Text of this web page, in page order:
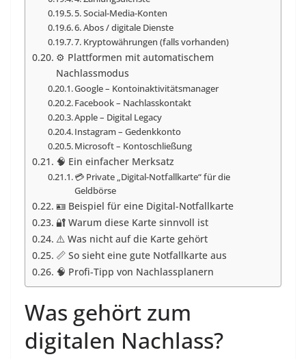
5. Social-Media-Konten
6. Abos / digitale Dienste
7. Kryptowährungen (falls vorhanden)
⚙️ Plattformen mit automatischem
Nachlassmodus
Google – Kontoinaktivitätsmanager
Facebook – Nachlasskontakt
Apple – Digital Legacy
Instagram – Gedenkkonto
Microsoft – Kontoschließung
🧠 Ein einfacher Merksatz
💳 Private „Digital-Notfallkarte“ für die
Geldbörse
🪪 Beispiel für eine Digital-Notfallkarte
🔐 Warum diese Karte sinnvoll ist
⚠️ Was nicht auf die Karte gehört
📏 So sieht eine gute Notfallkarte aus
🧠 Profi-Tipp von Nachlassplanern
Was gehört zum
digitalen Nachlass?